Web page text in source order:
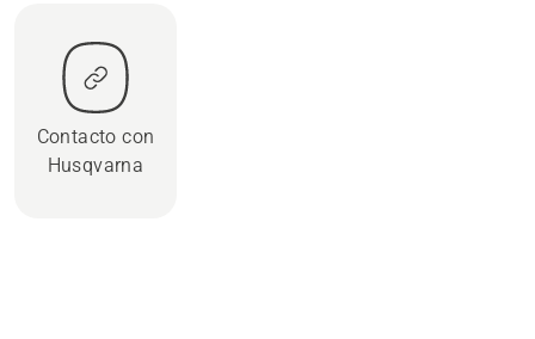
Contacto con
Husqvarna